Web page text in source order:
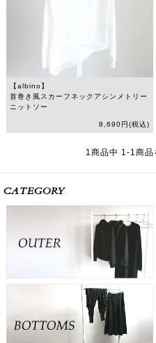
【albino】
首巻き風スカーフネックアシンメトリー
ニットソー
8,690円(税込)
1商品中 1-1商品
CATEGORY